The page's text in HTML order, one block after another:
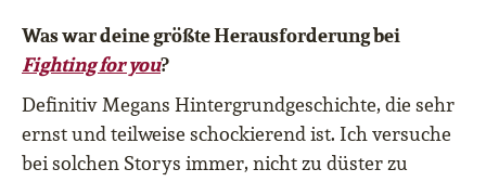
Was war deine größte Herausforderung bei
Fighting for you?
Definitiv Megans Hintergrundgeschichte, die sehr
ernst und teilweise schockierend ist. Ich versuche
bei solchen Storys immer, nicht zu düster zu